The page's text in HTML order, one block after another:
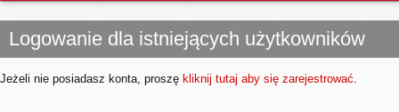
Logowanie dla istniejących użytkowników
Jeżeli nie posiadasz konta, proszę kliknij tutaj aby się zarejestrować.